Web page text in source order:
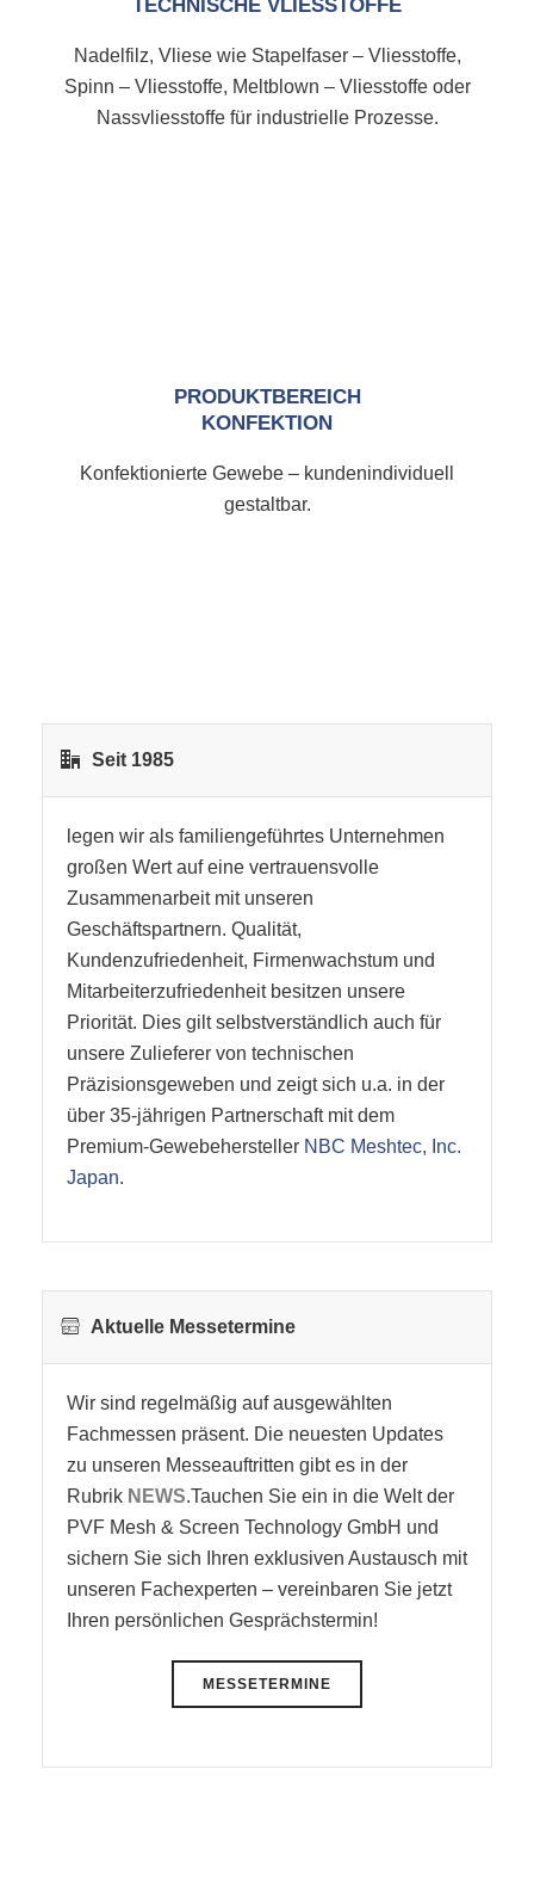
Nadelfilz, Vliese wie Stapelfaser – Vliesstoffe,
Spinn – Vliesstoffe, Meltblown – Vliesstoffe oder
Nassvliesstoffe für industrielle Prozesse.
Konfektionierte Gewebe – kundenindividuell
gestaltbar.
legen wir als familiengeführtes Unternehmen
Geschäftspartnern. Qualität,
Kundenzufriedenheit, Firmenwachstum und
Mitarbeiterzufriedenheit besitzen unsere
Priorität. Dies gilt selbstverständlich auch für
unsere Zulieferer von technischen
Präzisionsgeweben und zeigt sich u.a. in der
über 35-jährigen Partnerschaft mit dem
Premium-GewebeherstellerNBC Meshtec, Inc.
Japan.
Aktuelle Messetermine
Wir sind regelmäßig auf ausgewählten
RubrikNEWS.Tauchen Sie ein in die Welt der
PVF Mesh & Screen Technology GmbH und
sichern Sie sich Ihren exklusiven Austausch mit
unseren Fachexperten – vereinbaren Sie jetzt
Ihren persönlichen Gesprächstermin!
MESSETERMINE